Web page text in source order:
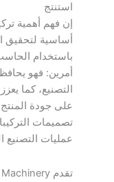
استنتج
أساسية لتحقيق
باستخدام
أمرين: فهو
التصنيع، كما
على جودة
تصميمات
عمليات التصنيع
تقدم Yonglihao Machinery خدمات شاملة